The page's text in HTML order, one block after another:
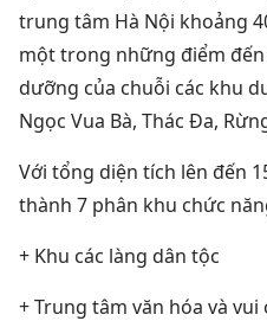
trung tâm Hà Nội khoảng
một trong những điểm
dưỡng của chuỗi các khu
Ngọc Vua Bà, Thác Đa,
Với tổng diện tích lên đến
thành 7 phân khu chức
+ Khu các làng dân tộc
+ Trung tâm văn hóa và